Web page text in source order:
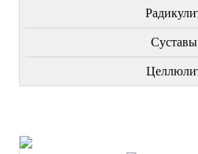
Суставы